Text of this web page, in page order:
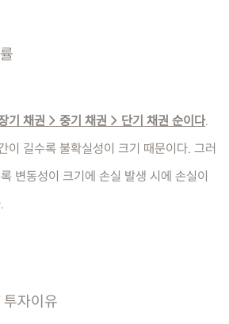
기 채권 > 중기 채권 > 단기 채권 순이다.
이 길수록 불확실성이 크기 때문이다. 그러
변동성이 크기에 손실 발생 시에 손실이
자이유